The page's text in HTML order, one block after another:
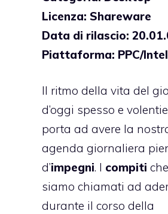
Licenza: Shareware
Data di rilascio:
Piattaforma: PPC/Intel
Il ritmo della vita del
d’oggi spesso e
porta ad avere la
agenda giornaliera
d’impegni. I compiti
siamo chiamati ad
durante il corso della